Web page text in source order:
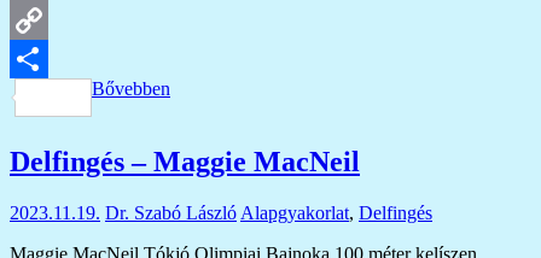
Email
Copy
Link
Ossza
Bővebben
Delfingés – Maggie MacNeil
2023.11.19. Dr. Szabó László Alapgyakorlat, Delfingés
Maggie MacNeil Tókjó Olimpiai Bajnoka 100 méter kelíszen